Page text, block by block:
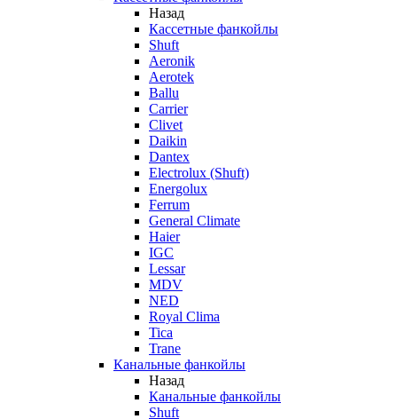
Назад
Кассетные фанкойлы
Shuft
Aeronik
Aerotek
Ballu
Carrier
Clivet
Daikin
Dantex
Electrolux (Shuft)
Energolux
Ferrum
General Climate
Haier
IGC
Lessar
MDV
NED
Royal Clima
Tica
Trane
Канальные фанкойлы
Назад
Канальные фанкойлы
Shuft